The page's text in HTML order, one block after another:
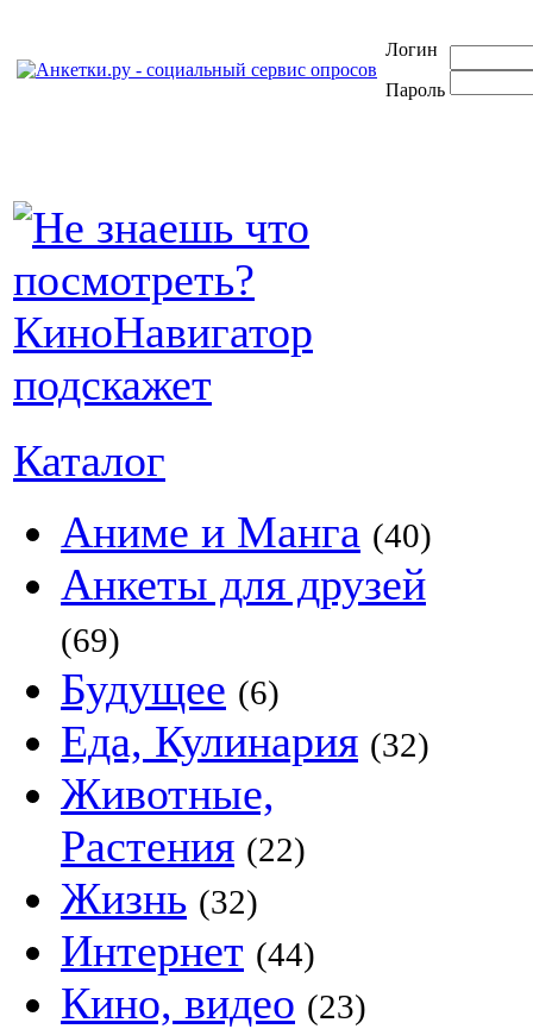
Логин
Пароль
Каталог
Аниме и Манга (40)
Анкеты для друзей
(69)
Будущее (6)
Еда, Кулинария (32)
Животные,
Растения (22)
Жизнь (32)
Интернет (44)
Кино, видео (23)